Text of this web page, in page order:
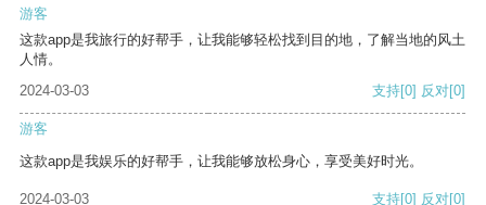
游客
这款app是我旅行的好帮手，让我能够轻松找到目的地，了解当地的风土
人情。
2024-03-03
支持[0] 反对[0]
游客
这款app是我娱乐的好帮手，让我能够放松身心，享受美好时光。
2024-03-03 支持[0] 反对[0]